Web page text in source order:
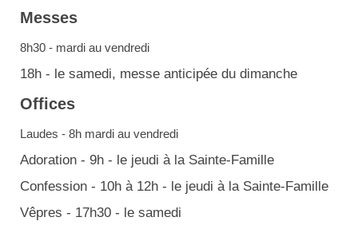
Messes
8h30 - mardi au vendredi
18h - le samedi, messe anticipée du dimanche
Offices
Laudes - 8h mardi au vendredi
Adoration - 9h - le jeudi à la Sainte-Famille
Confession - 10h à 12h - le jeudi à la Sainte-Famille
Vêpres - 17h30 - le samedi